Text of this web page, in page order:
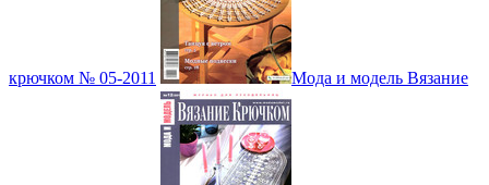
крючком № 05-2011 Мода и модель Вязание